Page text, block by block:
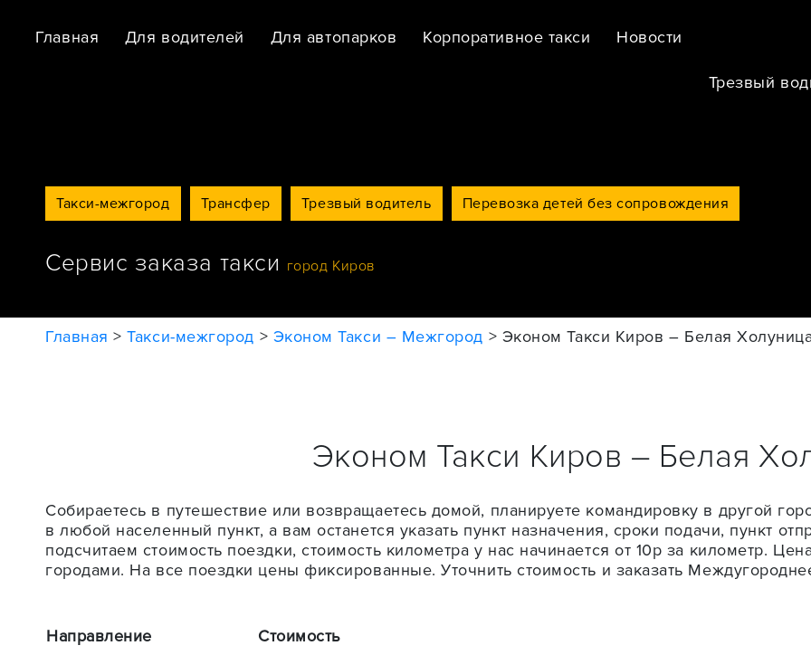
Главная Для водителей Для автопарков Корпоративное такси Новости
Трезвый
Такси-межгород Трансфер Трезвый водитель Перевозка детей без сопровождения
Сервис заказа такси город Киров
Главная >Такси-межгород > Эконом Такси – Межгород > Эконом Такси Киров – Белая
Эконом Такси Киров – Белая
Собираетесь в путешествие или возвращаетесь домой, планируете командировку в другой
в любой населенный пункт, а вам останется указать пункт назначения, сроки подачи, пункт
подсчитаем стоимость поездки, стоимость километра у нас начинается от 10р за километр.
городами. На все поездки цены фиксированные. Уточнить стоимость и заказать
Направление
Стоимость